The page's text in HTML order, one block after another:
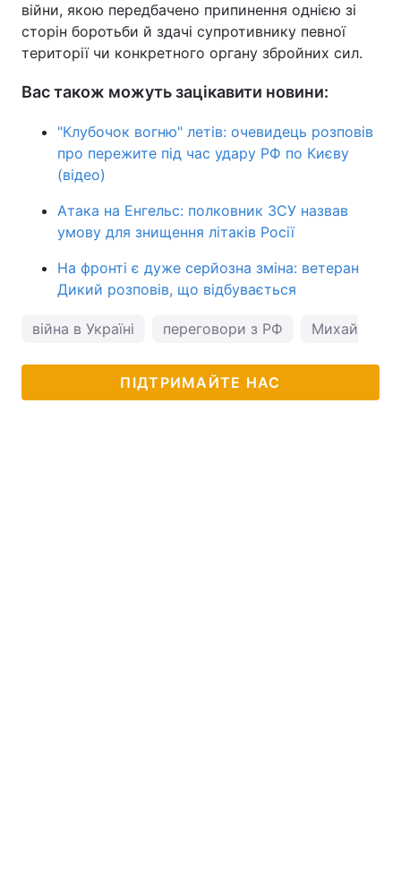
війни, якою передбачено припинення однією зі
сторін боротьби й здачі супротивнику певної
території чи конкретного органу збройних сил.
Вас також можуть зацікавити новини:
"Клубочок вогню" летів: очевидець розповів
про пережите під час удару РФ по Києву
(відео)
Атака на Енгельс: полковник ЗСУ назвав
умову для знищення літаків Росії
На фронті є дуже серйозна зміна: ветеран
Дикий розповів, що відбувається
війна в Україні переговори з РФ Михайло
ПІДТРИМАЙТЕ НАС